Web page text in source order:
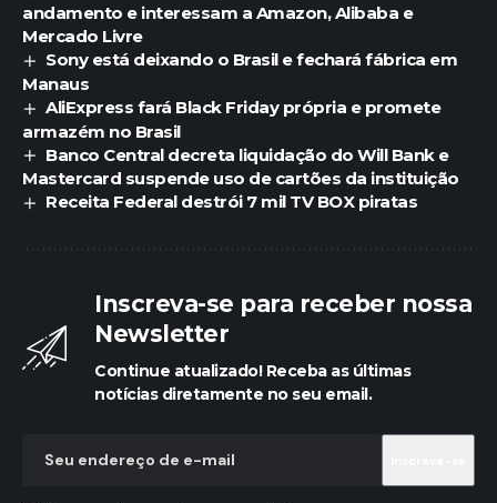
andamento e interessam a Amazon, Alibaba e
Mercado Livre
Sony está deixando o Brasil e fechará fábrica em
Manaus
AliExpress fará Black Friday própria e promete
armazém no Brasil
Banco Central decreta liquidação do Will Bank e
Mastercard suspende uso de cartões da instituição
Receita Federal destrói 7 mil TV BOX piratas
Inscreva-se para receber nossa
Newsletter
Continue atualizado! Receba as últimas
notícias diretamente no seu email.